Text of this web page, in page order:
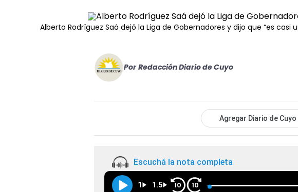
Alberto Rodríguez Saá dejó la Liga de Gobernadores y dijo que “es casi
Por Redacción Diario de Cuyo
Agregar Diario de Cuyo
Escuchá la nota completa
1 1.5 10 10